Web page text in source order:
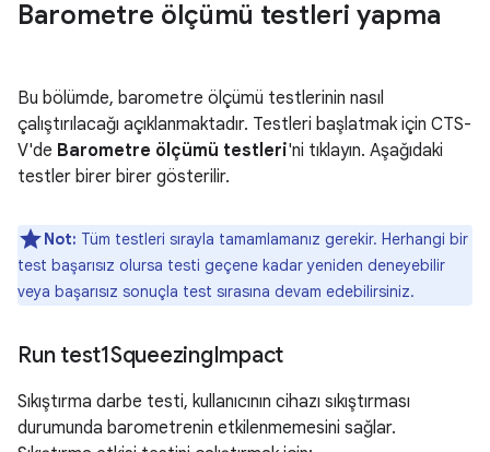
Barometre ölçümü testleri yapma
Bu bölümde, barometre ölçümü testlerinin nasıl
çalıştırılacağı açıklanmaktadır. Testleri başlatmak için CTS-
V'de Barometre ölçümü testleri'ni tıklayın. Aşağıdaki
testler birer birer gösterilir.
Not: Tüm testleri sırayla tamamlamanız gerekir. Herhangi bir
test başarısız olursa testi geçene kadar yeniden deneyebilir
veya başarısız sonuçla test sırasına devam edebilirsiniz.
Run test1SqueezingImpact
Sıkıştırma darbe testi, kullanıcının cihazı sıkıştırması
durumunda barometrenin etkilenmemesini sağlar.